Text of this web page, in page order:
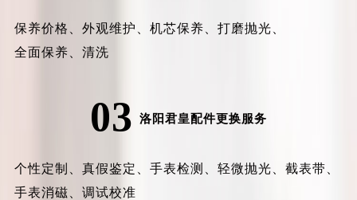
保养价格、 外观维护、 机芯保养、 打磨抛光、
全面保养、 清洗
03 洛阳君皇配件更换服务
个性定制、 真假鉴定、 手表检测、 轻微抛光、 截表带、
手表消磁、 调试校准